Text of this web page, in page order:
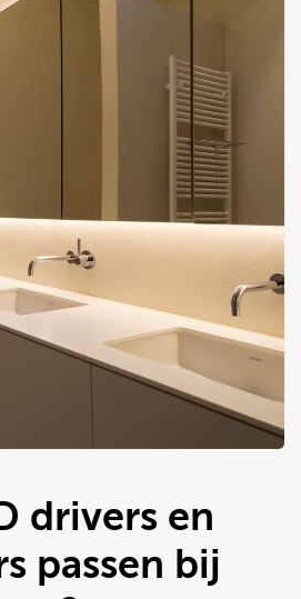
drivers en
passen bij